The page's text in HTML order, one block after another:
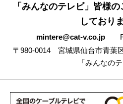
「みんなのテレビ」皆様
しており
mintere@cat-v.co.jp
〒980-0014 宮城県仙台市青
「みんなのテ